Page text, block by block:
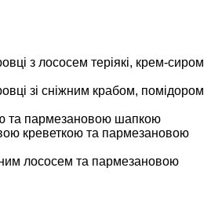
з лососем теріякі, крем-сиром
зі сніжним крабом, помідором
та пармезановою шапкою
креветкою та пармезановою
лососем та пармезановою